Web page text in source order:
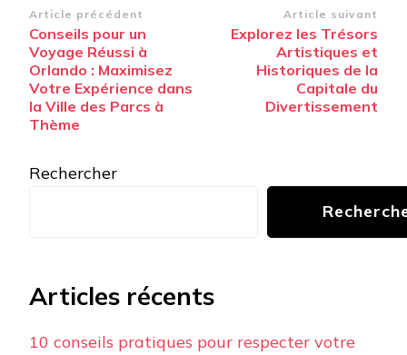
Navigation
d’article
Article précédent
Conseils pour un
Voyage Réussi à
Orlando : Maximisez
Votre Expérience dans
la Ville des Parcs à
Thème
Article suivant
Explorez les Trésors
Artistiques et
Historiques de la
Capitale du
Divertissement
Rechercher
Articles récents
10 conseils pratiques pour respecter votre